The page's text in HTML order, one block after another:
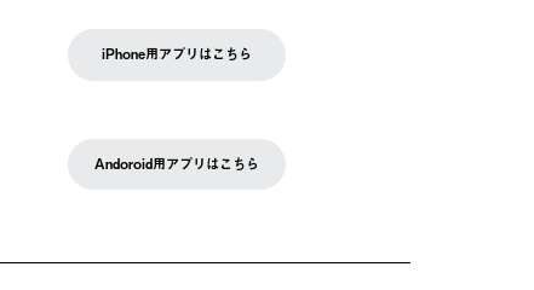
iPhone用アプリはこちら
Andoroid用アプリはこちら